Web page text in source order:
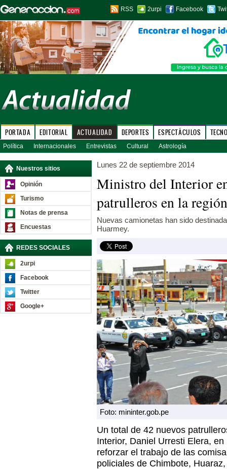
RSS 2urpi Facebook
PORTADA EDITORIAL ACTUALIDAD DEPORTES ESPECTÁCULOS
Política Internacionales Entrevistas Cultural Astrología
Nuestros sitios
Opinión
Turismo
Notas de prensa
Encuestas
REDES SOCIALES
2urpi
Facebook
Twitter
Google+
Lunes 22 de septiembre 2014
Ministro del Interior
patrulleros en la
Nuevas camionetas han sido
Huarmey.
Foto: mininter.gob.pe
Un total de 42 nuevos
Interior, Daniel Urresti Elera,
reforzar el trabajo de las
policiales de Chimbote,